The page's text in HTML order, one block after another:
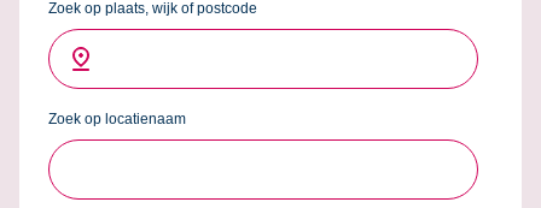
Zoek op plaats, wijk of postcode
Zoek op locatienaam